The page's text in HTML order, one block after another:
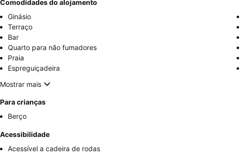
Comodidades do alojamento
Ginásio
Terraço
Bar
Quarto para não fumadores
Praia
Espreguiçadeira
Mostrar mais
Para crianças
Berço
Acessibilidade
Acessível a cadeira de rodas